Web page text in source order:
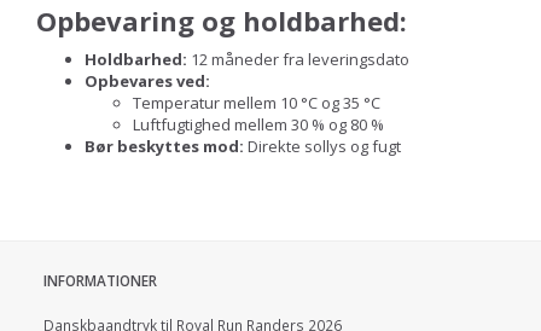
Opbevaring og holdbarhed:
Holdbarhed: 12 måneder fra leveringsdato
Opbevares ved:
Temperatur mellem 10 °C og 35 °C
Luftfugtighed mellem 30 % og 80 %
Bør beskyttes mod: Direkte sollys og fugt
INFORMATIONER
Danskbaandtryk til Royal Run Randers 2026